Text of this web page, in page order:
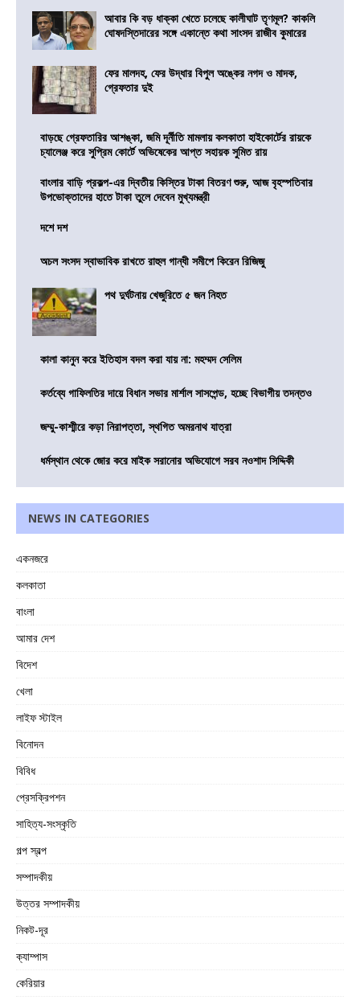
আবার কি বড় ধাক্কা খেতে চলেছে কালীঘাট তৃণমূল? কাকলি
ঘোষদস্তিদারের সঙ্গে একান্তে কথা সাংসদ রাজীব কুমারের
ফের মালদহ, ফের উদ্ধার বিপুল অঙ্কের নগদ ও মাদক,
গ্রেফতার দুই
বাড়ছে গ্রেফতারির আশঙ্কা, জমি দূর্নীতি মামলায় কলকাতা হাইকোর্টের রায়কে
চ্যালেঞ্জ করে সুপ্রিম কোর্টে অভিষেকের আপ্ত সহায়ক সুমিত রায়
বাংলার বাড়ি প্রকল্প-এর দ্বিতীয় কিস্তির টাকা বিতরণ শুরু, আজ বৃহস্পতিবার
উপভোক্তাদের হাতে টাকা তুলে দেবেন মুখ্যমন্ত্রী
দশে দশ
অচল সংসদ স্বাভাবিক রাখতে রাহুল গান্ধী সমীপে কিরেন রিজিজু
পথ দুর্ঘটনায় খেজুরিতে ৫ জন নিহত
কালা কানুন করে ইতিহাস বদল করা যায় না: মহম্মদ সেলিম
কর্তব্যে গাফিলতির দায়ে বিধান সভার মার্শাল সাসপেন্ড, হচ্ছে বিভাগীয় তদন্তও
জম্মু-কাশ্মীরে কড়া নিরাপত্তা, স্থগিত অমরনাথ যাত্রা
ধর্মস্থান থেকে জোর করে মাইক সরানোর অভিযোগে সরব নওশাদ সিদ্দিকী
NEWS IN CATEGORIES
একনজরে
কলকাতা
বাংলা
আমার দেশ
বিদেশ
খেলা
লাইফ স্টাইল
বিনোদন
বিবিধ
প্রেসক্রিপশন
সাহিত্য-সংস্কৃতি
গল্প স্বল্প
সম্পাদকীয়
উত্তর সম্পাদকীয়
নিকট-দূর
ক্যাম্পাস
কেরিয়ার